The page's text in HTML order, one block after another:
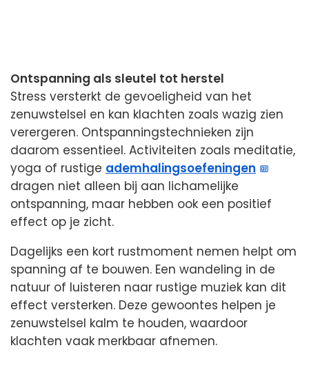
Ontspanning als sleutel tot herstel
Stress versterkt de gevoeligheid van het
zenuwstelsel en kan klachten zoals wazig zien
verergeren. Ontspanningstechnieken zijn
daarom essentieel. Activiteiten zoals meditatie,
yoga of rustige ademhalingsoefeningen
dragen niet alleen bij aan lichamelijke
ontspanning, maar hebben ook een positief
effect op je zicht.
Dagelijks een kort rustmoment nemen helpt om
spanning af te bouwen. Een wandeling in de
natuur of luisteren naar rustige muziek kan dit
effect versterken. Deze gewoontes helpen je
zenuwstelsel kalm te houden, waardoor
klachten vaak merkbaar afnemen.